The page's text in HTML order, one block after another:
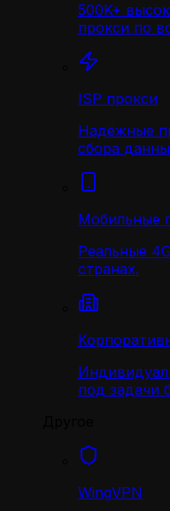
500K+
прокси по
ISP прокси
Надёжные
сбора
Мобильные
Реальные
странах.
под задачи
WingVPN